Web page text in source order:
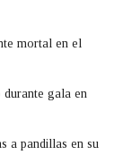
mortal en el
gala en
a pandillas en su